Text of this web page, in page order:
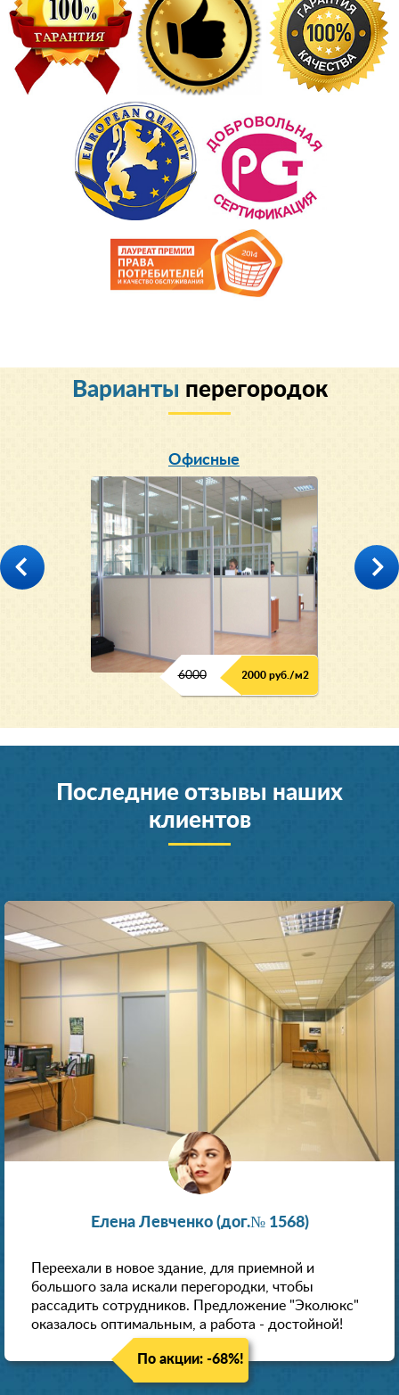
Варианты перегородок
Офисные
6000 2000 руб./м2
Последние отзывы наших
клиентов
Елена Левченко (дог.№ 1568)
Переехали в новое здание, для приемной и
большого зала искали перегородки, чтобы
рассадить сотрудников. Предложение "Эколюкс"
оказалось оптимальным, а работа - достойной!
По акции: -68%!